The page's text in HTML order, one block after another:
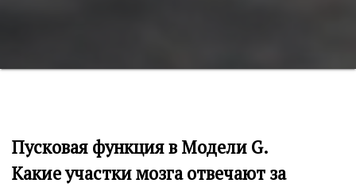
Пусковая функция в Модели G.
Какие участки мозга отвечают за